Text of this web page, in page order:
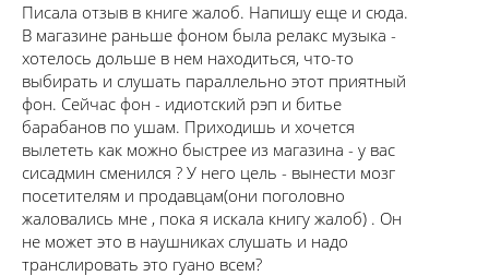
Писала отзыв в книге жалоб. Напишу еще и сюда.
В магазине раньше фоном была релакс музыка -
хотелось дольше в нем находиться, что-то
выбирать и слушать параллельно этот приятный
фон. Сейчас фон - идиотский рэп и битье
барабанов по ушам. Приходишь и хочется
вылететь как можно быстрее из магазина - у вас
сисадмин сменился ? У него цель - вынести мозг
посетителям и продавцам(они поголовно
жаловались мне , пока я искала книгу жалоб) . Он
не может это в наушниках слушать и надо
транслировать это гуано всем?